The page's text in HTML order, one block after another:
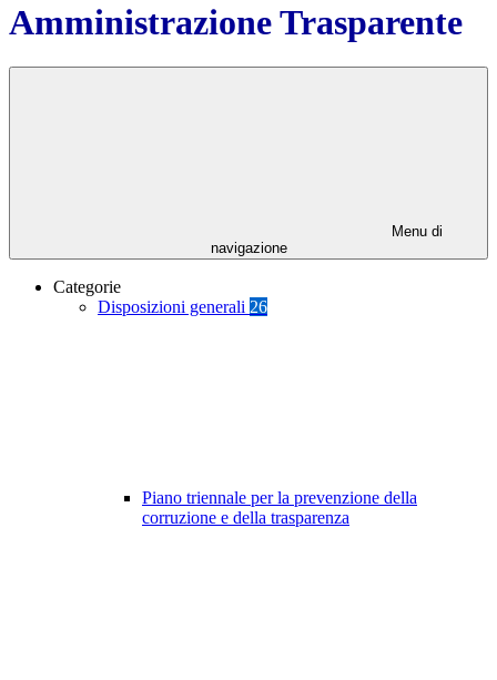
Amministrazione Trasparente
Menu di
navigazione
Categorie
Disposizioni generali 26
Piano triennale per la prevenzione della
corruzione e della trasparenza